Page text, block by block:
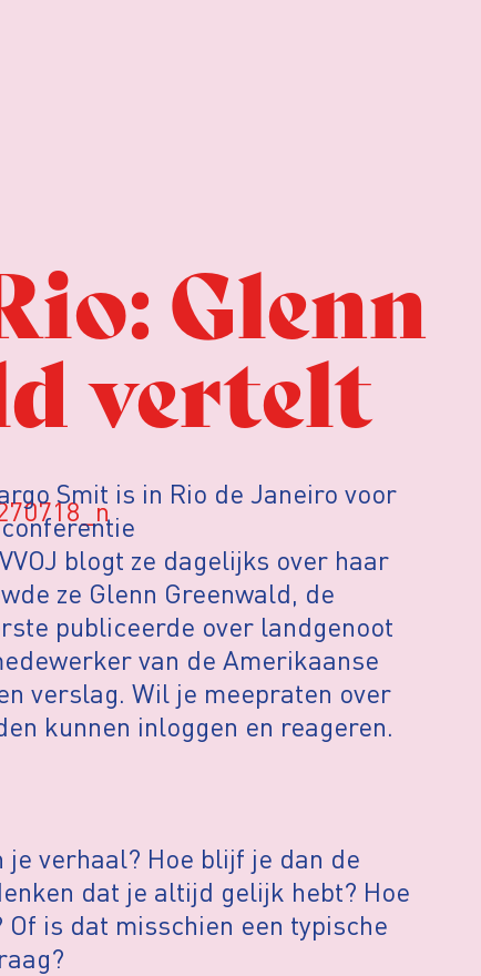
Glenn
vertelt
Smit is in Rio de Janeiro voor
blogt ze dagelijks over haar
ze Glenn Greenwald, de
publiceerde over landgenoot
van de Amerikaanse
verslag. Wil je meepraten over
kunnen inloggen en reageren.
verhaal? Hoe blijf je dan de
dat je altijd gelijk hebt? Hoe
is dat misschien een typische